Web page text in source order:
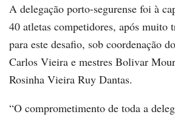
A delegação porto-segurense foi à
40 atletas competidores, após muito
para este desafio, sob coordenação
Carlos Vieira e mestres Bolivar
Rosinha Vieira Ruy Dantas.
“O comprometimento de toda a